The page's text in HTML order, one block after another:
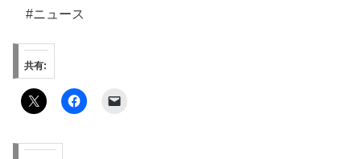
#ニュース​​
共有: